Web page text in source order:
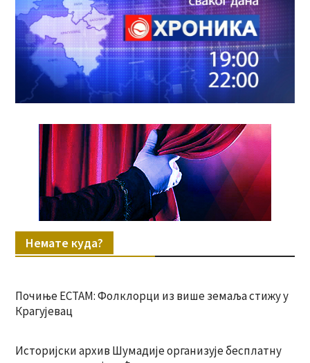
Немате куда?
Почиње ЕСТАМ: Фолклорци из више земаља стижу у
Крагујевац
Историјски архив Шумадије организује бесплатну